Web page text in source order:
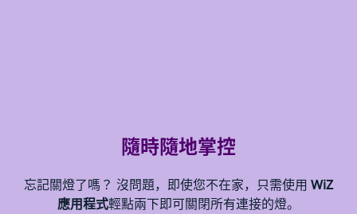
隨時隨地掌控
忘記關燈了嗎？ 沒問題，即使您不在家，只需使用 WiZ
應用程式輕點兩下即可關閉所有連接的燈。